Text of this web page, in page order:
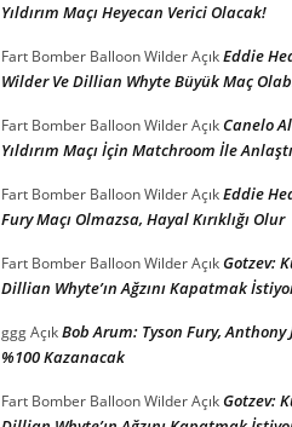
Yıldırım Maçı Heyecan Verici Olacak!
Fart Bomber Balloon WilderAçıkEddie
Wilder Ve Dillian Whyte Büyük Maç
Fart Bomber Balloon WilderAçıkCanelo
Yıldırım Maçı İçin Matchroom İle Anlaştı
Fart Bomber Balloon WilderAçıkEddie
Fury Maçı Olmazsa, Hayal Kırıklığı Olur
Fart Bomber Balloon WilderAçıkGotzev:
Dillian Whyte’ın Ağzını Kapatmak
gggAçıkBob Arum: Tyson Fury, Anthony
%100 Kazanacak
Fart Bomber Balloon WilderAçıkGotzev: